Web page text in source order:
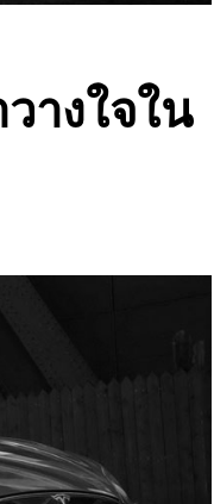
างใจใน